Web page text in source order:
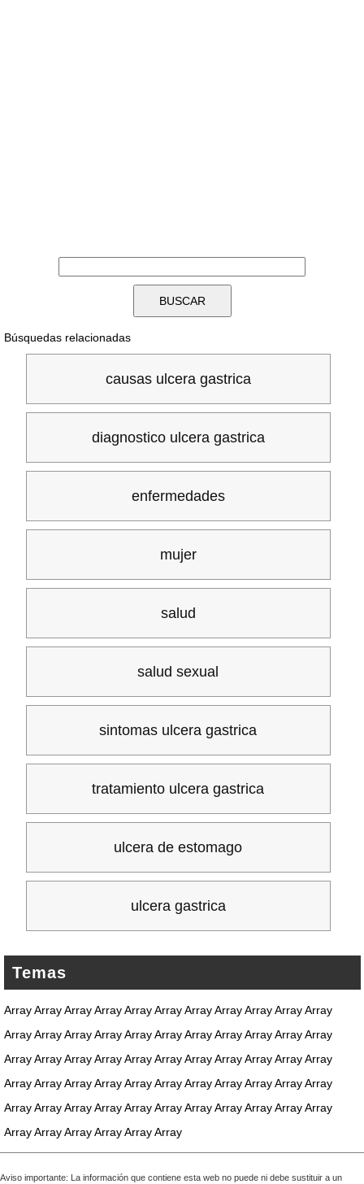
Búsquedas relacionadas
causas ulcera gastrica
diagnostico ulcera gastrica
enfermedades
mujer
salud
salud sexual
sintomas ulcera gastrica
tratamiento ulcera gastrica
ulcera de estomago
ulcera gastrica
Temas
Array Array Array Array Array Array Array Array Array Array Array
Array Array Array Array Array Array Array Array Array Array Array
Array Array Array Array Array Array Array Array Array Array Array
Array Array Array Array Array Array Array Array Array Array Array
Array Array Array Array Array Array Array Array Array Array Array
Array Array Array Array Array Array
Aviso importante: La información que contiene esta web no puede ni debe sustituir a un